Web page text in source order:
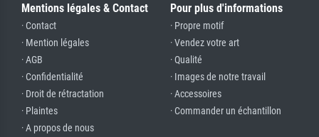
Mentions légales & Contact
· Contact
· Mention légales
· AGB
· Confidentialité
· Droit de rétractation
· Plaintes
· A propos de nous
Pour plus d'informations
· Propre motif
· Vendez votre art
· Qualité
· Images de notre travail
· Accessoires
· Commander un échantillon